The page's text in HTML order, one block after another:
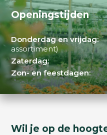
Openingstijden
Donderdag en vrijdag:
assortiment)
Zaterdag:
Zon- en feestdagen:
Wil je op de